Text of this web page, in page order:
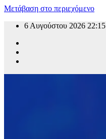
Μετάβαση στο περιεχόμενο
6 Αυγούστου 2026 22:15